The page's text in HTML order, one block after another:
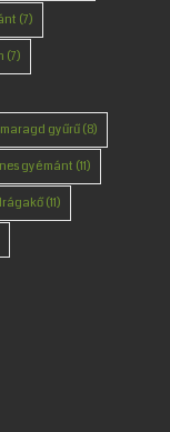
(7)
(7)
gyűrű(8)
gyémánt (11)
(11)